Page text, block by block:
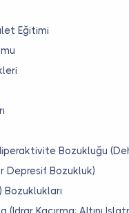
Eğitimi
Bozukluğu
Depresif Bozukluk)
Bozuklukları
(Idrar Kaçırma; Altını